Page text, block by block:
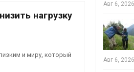
нагрузку
и миру, который
пресной воды
Авг 6, 2026
Авг 6, 2026